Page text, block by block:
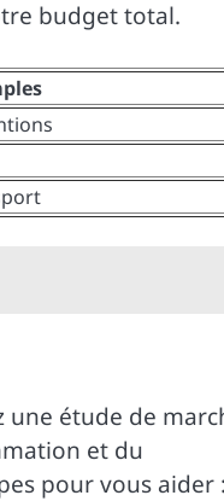
budget total.
une étude de
et du
pour vous aider